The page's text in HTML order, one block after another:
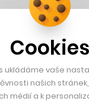
Cookies
ukládáme vaše
našich
médií a k